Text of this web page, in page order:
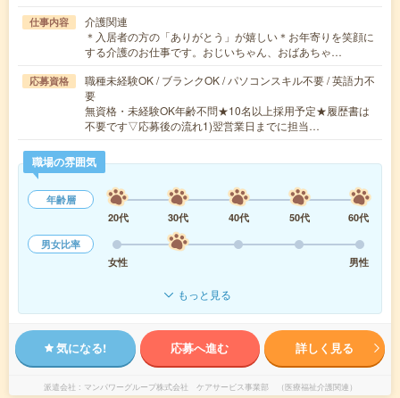
仕事内容
介護関連
＊入居者の方の「ありがとう」が嬉しい＊お年寄りを笑顔に
する介護のお仕事です。おじいちゃん、おばあちゃ…
応募資格
職種未経験OK / ブランクOK / パソコンスキル不要 / 英語力不
要
無資格・未経験OK年齢不問★10名以上採用予定★履歴書は
不要です▽応募後の流れ1)翌営業日までに担当…
職場の雰囲気
年齢層
20代
30代 40代 50代
60代
男女比率
女性
男性
もっと見る
気になる! 応募へ進む 詳しく見る
派遣会社 マンパワーグループ株式会社 ケアサービス事業部 （医療福祉介護関連）